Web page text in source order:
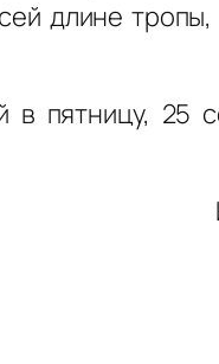
длине
пятницу, 25